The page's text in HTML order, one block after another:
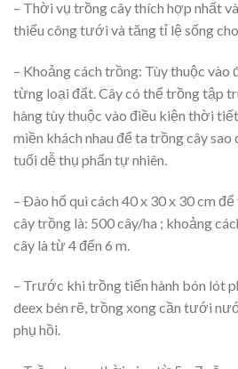
– Thời vụ trồng cây thích hợp nhất
thiểu công tưới và tăng tỉ lệ sống
– Khoảng cách trồng: Tùy thuộc vào
từng loại đất. Cây có thể trồng tập
hàng tùy thuộc vào điều kiện thời
miền khách nhau để ta trồng cây sao
tuổi dễ thụ phấn tự nhiên.
– Ðào hố qui cách 40 x 30 x 30 cm
cây trồng là: 500 cây/ha ; khoảng
cây là từ 4 đến 6 m.
– Trước khi trồng tiến hành bón lót
deex bén rẽ, trồng xong cần tưới
phụ hồi.